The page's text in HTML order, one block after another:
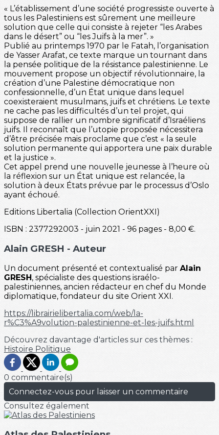
« L’établissement d’une société progressiste ouverte à
tous les Palestiniens est sûrement une meilleure
solution que celle qui consiste à rejeter “les Arabes
dans le désert” ou “les Juifs à la mer”. »
Publié au printemps 1970 par le Fatah, l’organisation
de Yasser Arafat, ce texte marque un tournant dans
la pensée politique de la résistance palestinienne. Le
mouvement propose un objectif révolutionnaire, la
création d’une Palestine démocratique non
confessionnelle, d’un État unique dans lequel
coexisteraient musulmans, juifs et chrétiens. Le texte
ne cache pas les difficultés d’un tel projet, qui
suppose de rallier un nombre significatif d’Israéliens
juifs. Il reconnaît que l’utopie proposée nécessitera
d’être précisée mais proclame que c’est « la seule
solution permanente qui apportera une paix durable
et la justice ».
Cet appel prend une nouvelle jeunesse à l’heure où
la réflexion sur un État unique est relancée, la
solution à deux États prévue par le processus d’Oslo
ayant échoué.
Editions Libertalia (Collection OrientXXI)
ISBN : 2377292003 - juin 2021 - 96 pages - 8,00 €.
Alain GRESH - Auteur
Un document présenté et contextualisé par Alain
GRESH, spécialiste des questions israélo-
palestiniennes, ancien rédacteur en chef du Monde
diplomatique, fondateur du site Orient XXI.
https://librairielibertalia.com/web/la-
r%C3%A9volution-palestinienne-et-les-juifs.html
Découvrez davantage d'articles sur ces thèmes :
Histoire Politique
0 commentaire(s)
Connectez-vous pour laisser un commentaire
Consultez également